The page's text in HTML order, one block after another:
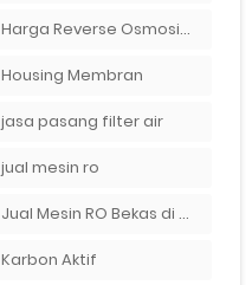
Harga Reverse Osmosis di Semarang
Housing Membran
jasa pasang filter air
jual mesin ro
Jual Mesin RO Bekas di Medan
Karbon Aktif